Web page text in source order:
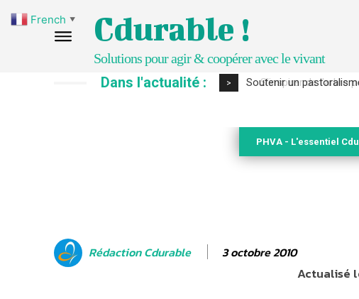
Cdurable !
Solutions pour agir & coopérer avec le vivant
Dans l'actualité : > S’inspirer de l’arbre
PHVA - L'essentiel
Rédaction Cdurable 3 octobre 2010
Actualisé
French ▼